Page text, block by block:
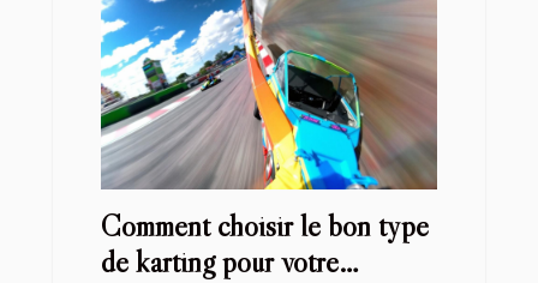
Comment choisir le bon type
de karting pour votre